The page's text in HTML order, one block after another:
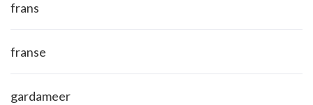
frans
franse
gardameer